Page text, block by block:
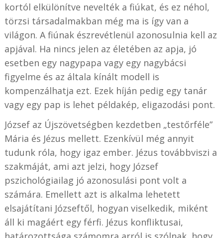
kortól elkülönítve nevelték a fiúkat, és ez néhol,
törzsi társadalmakban még ma is így van a
világon. A fiúnak észrevétlenül azonosulnia kell az
apjával. Ha nincs jelen az életében az apja, jó
esetben egy nagypapa vagy egy nagybácsi
figyelme és az általa kínált modell is
kompenzálhatja ezt. Ezek híján pedig egy tanár
vagy egy pap is lehet példakép, eligazodási pont.
József az Újszövetségben kezdetben „testőrféle”
Mária és Jézus mellett. Ezenkívül még annyit
tudunk róla, hogy igaz ember. Jézus továbbviszi a
szakmáját, ami azt jelzi, hogy József
pszichológiailag jó azonosulási pont volt a
számára. Emellett azt is alkalma lehetett
elsajátítani Józseftől, hogyan viselkedik, miként
áll ki magáért egy férfi. Jézus konfliktusai,